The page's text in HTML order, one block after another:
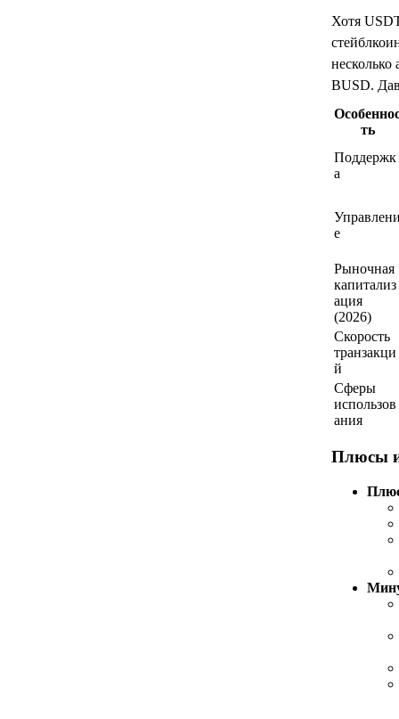
Хотя
BUSD.
ть
Поддержк
а
е
Рыночная
капитализ
ация
(2026)
Скорость
транзакци
й
Сферы
использов
ания
Плюсы